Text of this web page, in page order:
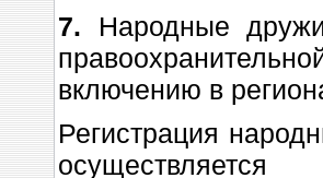
7. Народные
включению в
Регистрация